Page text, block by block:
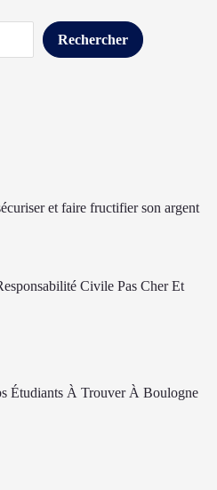
Rechercher
et faire fructifier son argent
Civile Pas Cher Et
Étudiants À Trouver À Boulogne